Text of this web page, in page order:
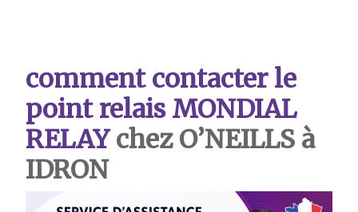
comment contacter le
point relais MONDIAL
RELAYchez O’NEILLS à
IDRON